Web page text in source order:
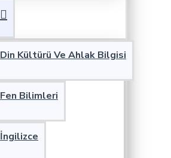
Din Kültürü Ve Ahlak Bilgisi
Fen Bilimleri
İngilizce